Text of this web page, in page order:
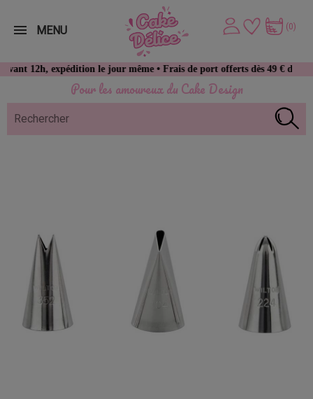
Pour les amoureux du Cake Design
expédition le jour même • Frais de port offerts dès 49 € d’achat
(0)
MENU